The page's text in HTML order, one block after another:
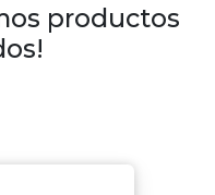
productos